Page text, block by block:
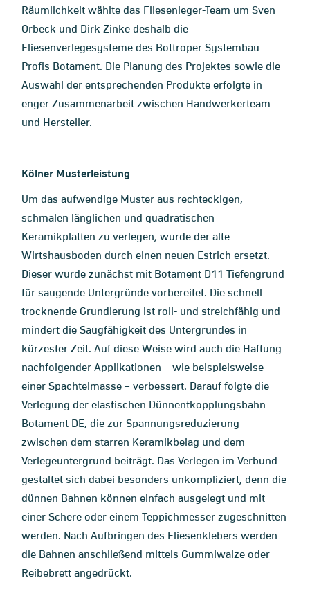
Räumlichkeit wählte das Fliesenleger-Team um Sven
Orbeck und Dirk Zinke deshalb die
Fliesenverlegesysteme des Bottroper Systembau-
Profis Botament. Die Planung des Projektes sowie die
Auswahl der entsprechenden Produkte erfolgte in
enger Zusammenarbeit zwischen Handwerkerteam
und Hersteller.
Kölner Musterleistung
Um das aufwendige Muster aus rechteckigen,
schmalen länglichen und quadratischen
Keramikplatten zu verlegen, wurde der alte
Wirtshausboden durch einen neuen Estrich ersetzt.
Dieser wurde zunächst mit Botament D11 Tiefengrund
für saugende Untergründe vorbereitet. Die schnell
trocknende Grundierung ist roll- und streichfähig und
mindert die Saugfähigkeit des Untergrundes in
kürzester Zeit. Auf diese Weise wird auch die Haftung
nachfolgender Applikationen – wie beispielsweise
einer Spachtelmasse – verbessert. Darauf folgte die
Verlegung der elastischen Dünnentkopplungsbahn
Botament DE, die zur Spannungsreduzierung
zwischen dem starren Keramikbelag und dem
Verlegeuntergrund beiträgt. Das Verlegen im Verbund
gestaltet sich dabei besonders unkompliziert, denn die
dünnen Bahnen können einfach ausgelegt und mit
einer Schere oder einem Teppichmesser zugeschnitten
werden. Nach Aufbringen des Fliesenklebers werden
die Bahnen anschließend mittels Gummiwalze oder
Reibebrett angedrückt.